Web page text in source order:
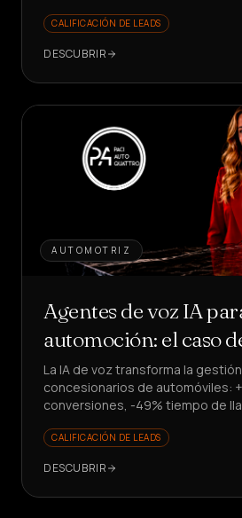
respuestas.
CALIFICACIÓN DE LEADS
DESCUBRIR
AUTOMOTRIZ
Agentes de voz IA
automoción: el caso
La IA de voz transforma la
concesionarios de automóviles:
conversiones, -49% tiempo de
contratar?
CALIFICACIÓN DE LEADS
DESCUBRIR